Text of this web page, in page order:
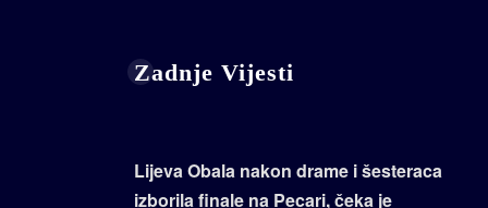
Zadnje Vijesti
Lijeva Obala nakon drame i šesteraca
izborila finale na Pecari, čeka je